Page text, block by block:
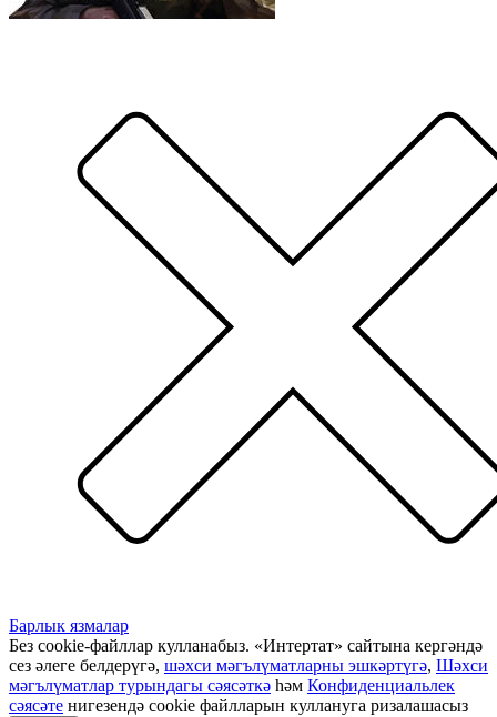
Барлык язмалар
Без cookie-файллар кулланабыз. «Интертат» сайтына кергәндә
сез әлеге белдерүгә, шәхси мәгълүматларны эшкәртүгә, Шәхси
мәгълүматлар турындагы сәясәткә һәм Конфиденциальлек
сәясәте нигезендә cookie файлларын куллануга ризалашасыз